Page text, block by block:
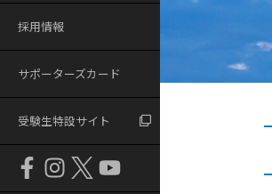
採用情報
サポーターズカード
受験生特設サイト